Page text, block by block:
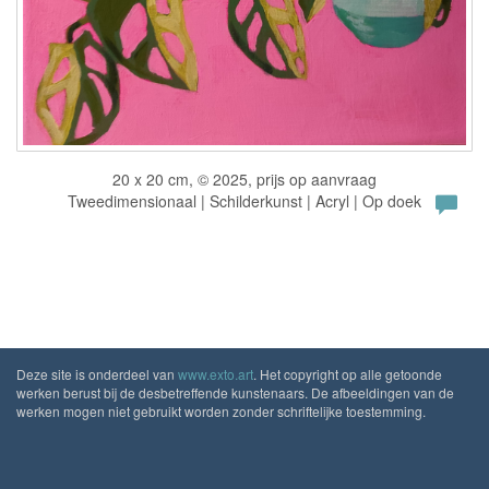
20 x 20 cm, © 2025, prijs op aanvraag
Tweedimensionaal | Schilderkunst | Acryl | Op doek
Deze site is onderdeel van www.exto.art. Het copyright op alle getoonde
werken berust bij de desbetreffende kunstenaars. De afbeeldingen van de
werken mogen niet gebruikt worden zonder schriftelijke toestemming.